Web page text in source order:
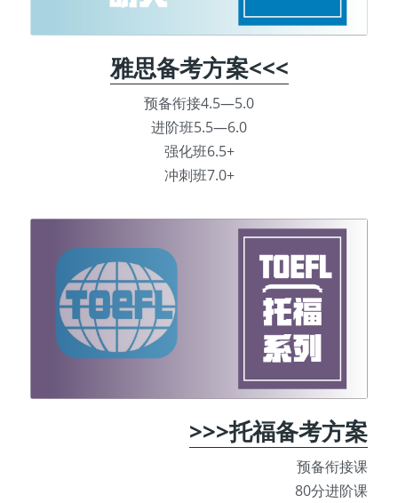
雅思备考方案<<<
预备衔接4.5—5.0
进阶班5.5—6.0
强化班6.5+
冲刺班7.0+
>>>托福备考方案
预备衔接课
80分进阶课